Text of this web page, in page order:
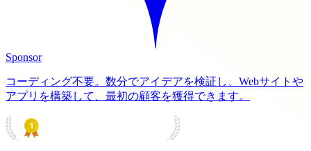
Sponsor
コーディング不要。数分でアイデアを検証し、Webサイトや
アプリを構築して、最初の顧客を獲得できます。